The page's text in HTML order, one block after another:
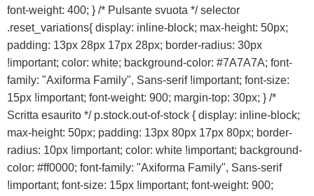
font-weight: 400; } /* Pulsante svuota */ selector
.reset_variations{ display: inline-block; max-height: 50px;
padding: 13px 28px 17px 28px; border-radius: 30px
!important; color: white; background-color: #7A7A7A; font-
family: "Axiforma Family", Sans-serif !important; font-size:
15px !important; font-weight: 900; margin-top: 30px; } /*
Scritta esaurito */ p.stock.out-of-stock { display: inline-block;
max-height: 50px; padding: 13px 80px 17px 80px; border-
radius: 10px !important; color: white !important; background-
color: #ff0000; font-family: "Axiforma Family", Sans-serif
!important; font-size: 15px !important; font-weight: 900;